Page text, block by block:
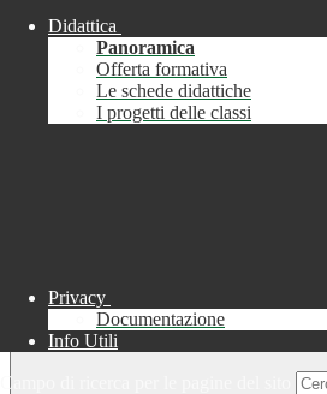
Chiudi
Informazione
Didattica
Panoramica
Offerta formativa
Le schede didattiche
I progetti delle classi
Privacy
Documentazione
Info Utili
Campo di ricerca per le pagine del sito